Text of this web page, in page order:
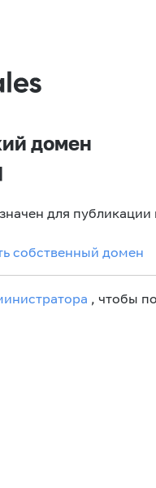
домен
для
собственный домен
, чтобы